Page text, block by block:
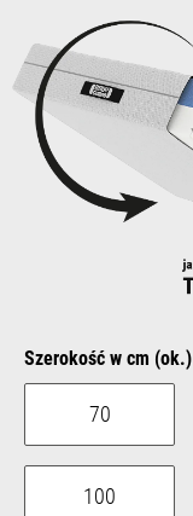
Select
Szerokość w cm (ok.)
70
100